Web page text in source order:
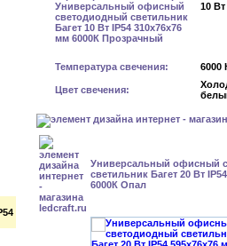
10 Вт
Температура свечения: 6000
Цвет свечения:
Универсальный офисный
светильник Багет 20 Вт
6000К Опал